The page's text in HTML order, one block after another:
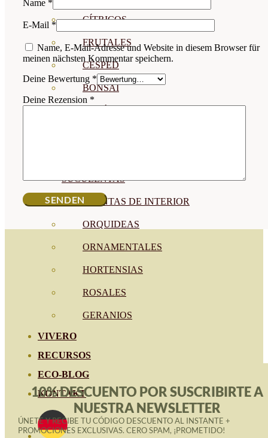
CÍTRICOS
FRUTALES
CÉSPED
BONSAI
SUCULENTAS
PLANTAS DE INTERIOR
ORQUIDEAS
ORNAMENTALES
HORTENSIAS
ROSALES
GERANIOS
VIVERO
RECURSOS
ECO-BLOG
KONTAKT
Name *
E-Mail *
Name, E-Mail-Adresse und Website in diesem Browser für
meinen nächsten Kommentar speichern.
Deine Bewertung *
Deine Rezension *
10% DESCUENTO POR SUSCRIBIRTE A
NUESTRA NEWSLETTER
ÚNETE Y RECIBE TU CÓDIGO DESCUENTO AL INSTANTE +
PROMOCIONES EXCLUSIVAS. CERO SPAM, ¡PROMETIDO!